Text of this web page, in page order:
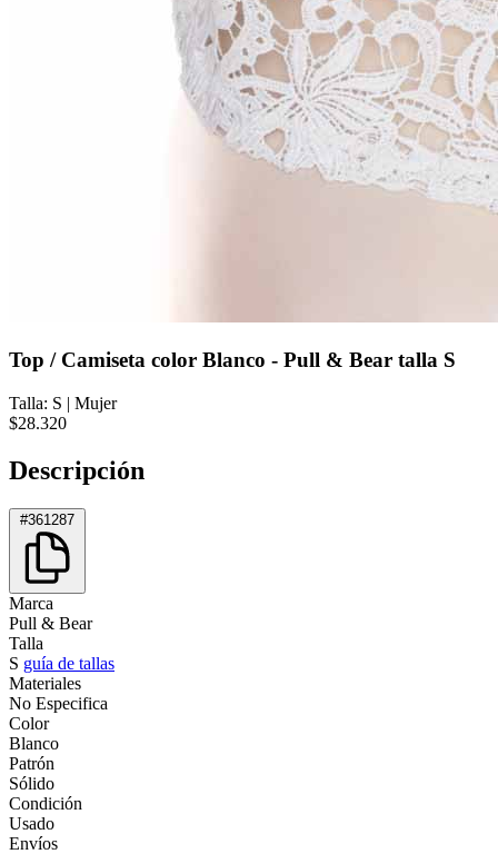
Top / Camiseta color Blanco - Pull & Bear talla S
Talla: S | Mujer
$28.320
Descripción
#361287
Marca
Pull & Bear
Talla
S guía de tallas
Materiales
No Especifica
Color
Blanco
Patrón
Sólido
Condición
Usado
Envíos